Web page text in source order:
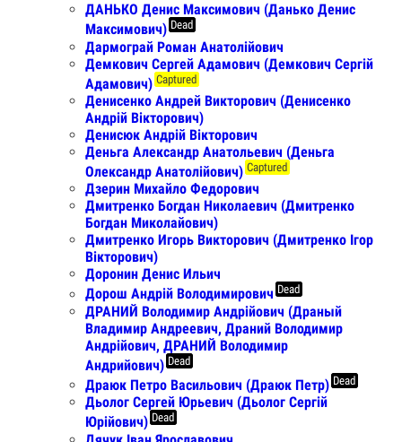
ДАНЬКО Денис Максимович (Данько Денис
Максимович) Dead
Дармограй Роман Анатолійович
Демкович Сергей Адамович (Демкович Сергій
Адамович) Captured
Денисенко Андрей Викторович (Денисенко
Андрій Вікторович)
Денисюк Андрій Вікторович
Деньга Александр Анатольевич (Деньга
Олександр Анатолiйович) Captured
Дзерин Михайло Федорович
Дмитренко Богдан Николаевич (Дмитренко
Богдан Миколайович)
Дмитренко Игорь Викторович (Дмитренко Ігор
Вікторович)
Доронин Денис Ильич
Дорош Андрій Володимирович Dead
ДРАНИЙ Володимир Андрійович (Драный
Владимир Андреевич, Драний Володимир
Андрійович, ДРАНИЙ Володимир
Андрийович) Dead
Драюк Петро Васильович (Драюк Петр) Dead
Дьолог Сергей Юрьевич (Дьолог Сергій
Юрійович) Dead